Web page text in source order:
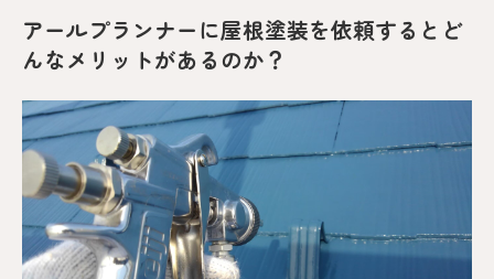
アールプランナーに屋根塗装を依頼するとど
んなメリットがあるのか？